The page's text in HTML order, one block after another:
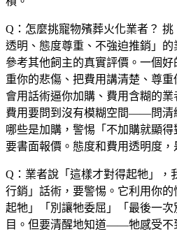
Q：怎麼挑寵物殯葬火化業者？ 挑
透明、態度尊重、不強迫推銷」的
參考其他飼主的真實評價。一個
重你的悲傷、把費用講清楚、尊
會用話術逼你加購、費用含糊的業
費用要問到沒有模糊空間——問清
哪些是加購，警惕「不加購就顯
要書面報價。態度和費用透明度，
Q：業者說「這樣才對得起牠」，
行銷」話術，要警惕。它利用你
起牠」「別讓牠委屈」「最後一
目。但要清醒地知道——牠感受不